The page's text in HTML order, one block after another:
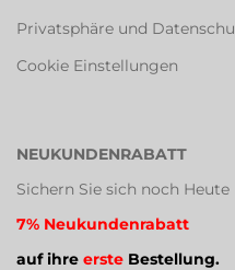
Privatsphäre und
Cookie Einstellungen
NEUKUNDENRABATT
Sichern Sie sich noch Heute
7% Neukundenrabatt
auf ihre erste Bestellung.